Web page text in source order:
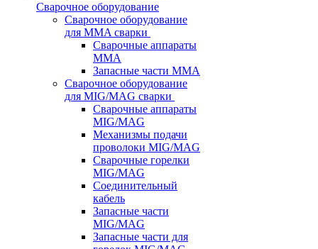
Сварочное оборудование
Сварочное оборудование
для MMA сварки
Сварочные аппараты
MMA
Запасные части MMA
Сварочное оборудование
для MIG/MAG сварки
Сварочные аппараты
MIG/MAG
Механизмы подачи
проволоки MIG/MAG
Сварочные горелки
MIG/MAG
Соединительный
кабель
Запасные части
MIG/MAG
Запасные части для